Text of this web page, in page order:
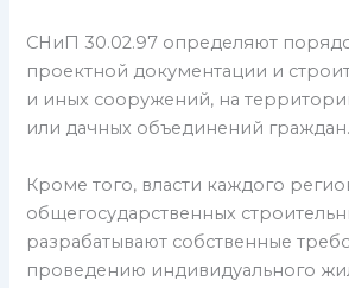
СНиП 30.02.97 определяют
проектной документации и
и иных сооружений, на
или дачных объединений граждан.
Кроме того, власти каждого
общегосударственных
разрабатывают собственные
проведению индивидуального